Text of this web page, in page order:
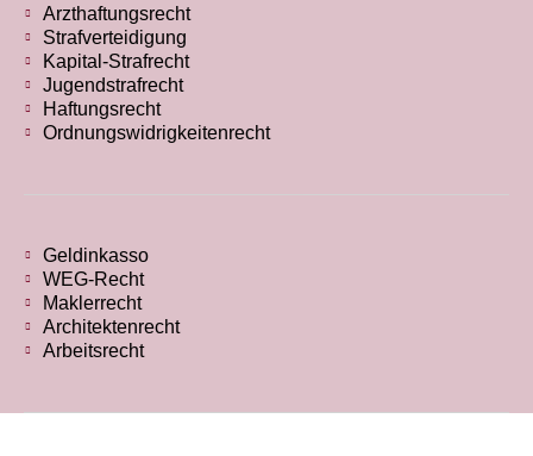
Arzthaftungsrecht
Strafverteidigung
Kapital-Strafrecht
Jugendstrafrecht
Haftungsrecht
Ordnungswidrigkeitenrecht
Geldinkasso
WEG-Recht
Maklerrecht
Architektenrecht
Arbeitsrecht